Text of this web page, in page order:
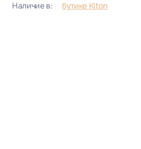
Наличие в:
бутике Kiton